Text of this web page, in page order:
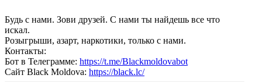
Будь с нами. Зови друзей. С нами ты найдешь все что
искал.
Розыгрыши, азарт, наркотики, только с нами.
Контакты:
Бот в Телеграмме: https://t.me/Blackmoldovabot
Сайт Black Moldova: https://black.lc/